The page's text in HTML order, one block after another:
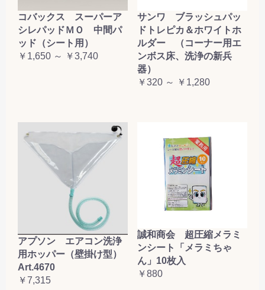
コバックス スーパーア
シレパッドＭＯ 中間パ
ッド（シート用）
￥1,650 ～ ￥3,740
サンワ ブラッシュパッ
ドトレピカ＆ホワイトホ
ルダー （コーナー用エ
ンボス床、洗浄の新兵
器）
￥320 ～ ￥1,280
アプソン エアコン洗浄
用ホッパー（壁掛け型）
Art.4670
￥7,315
誠和商会 超圧縮メラミ
ンシート「メラミちゃ
ん」10枚入
￥880